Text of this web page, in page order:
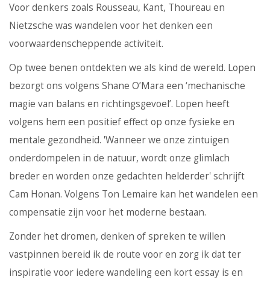
Voor denkers zoals Rousseau, Kant, Thoureau en
Nietzsche was wandelen voor het denken een
voorwaardenscheppende activiteit.
Op twee benen ontdekten we als kind de wereld. Lopen
bezorgt ons volgens Shane O’Mara een ‘mechanische
magie van balans en richtingsgevoel’. Lopen heeft
volgens hem een positief effect op onze fysieke en
mentale gezondheid. 'Wanneer we onze zintuigen
onderdompelen in de natuur, wordt onze glimlach
breder en worden onze gedachten helderder' schrijft
Cam Honan. Volgens Ton Lemaire kan het wandelen een
compensatie zijn voor het moderne bestaan.
Zonder het dromen, denken of spreken te willen
vastpinnen bereid ik de route voor en zorg ik dat ter
inspiratie voor iedere wandeling een kort essay is en